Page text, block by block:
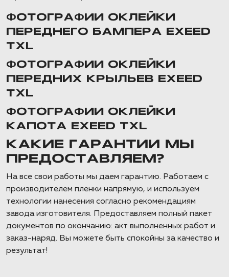
ФОТОГРАФИИ ОКЛЕЙКИ
ПЕРЕДНЕГО БАМПЕРА EXEED
TXL
ФОТОГРАФИИ ОКЛЕЙКИ
ПЕРЕДНИХ КРЫЛЬЕВ EXEED
TXL
ФОТОГРАФИИ ОКЛЕЙКИ
КАПОТА EXEED TXL
КАКИЕ ГАРАНТИИ МЫ
ПРЕДОСТАВЛЯЕМ?
На все свои работы мы даем гарантию. Работаем с
производителем пленки напрямую, и используем
технологии нанесения согласно рекомендациям
завода изготовителя. Предоставляем полный пакет
документов по окончанию: акт выполненных работ и
заказ-наряд. Вы можете быть спокойны за качество и
результат!